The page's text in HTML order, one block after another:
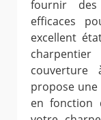
fournir des
efficaces
excellent
couverture
propose
en fonction